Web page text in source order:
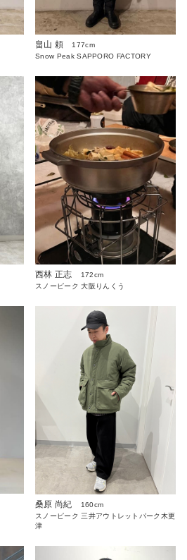
畠山 頼
177cm
Snow Peak SAPPORO FACTORY
西林 正志
172cm
スノーピーク 大阪りんくう
桑原 尚紀
160cm
スノーピーク 三井アウトレットパーク木更
津